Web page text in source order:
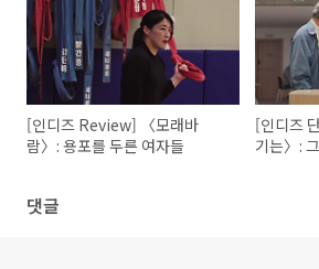
[인디즈 Review] 〈모래바
람〉: 용포를 두른 여자들
[인디즈
기는〉:
댓글